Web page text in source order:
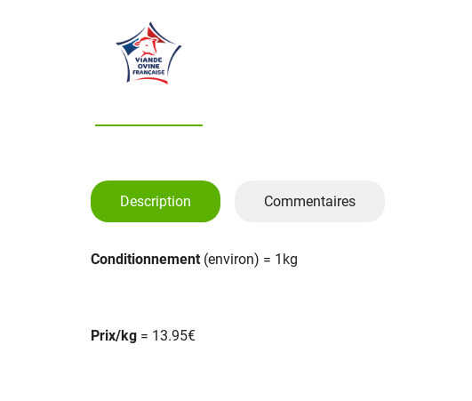
Description Commentaires
Conditionnement (environ) = 1kg
Prix/kg = 13.95€